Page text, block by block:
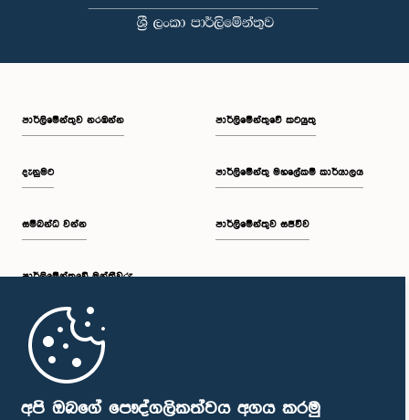
අපි ඔබගේ පෞද්ගලිකත්වය අගය කරමු
පාර්ලි‌මේන්තුව නරඹන්න
දැනුමට
සම්බන්ධ වන්න
පාර්ලි‌මේන්තුවේ මන්ත්‍රීවරු
මුල් පිටුව
පාර්ලිමේන්තුවේ කටයුතු
පාර්ලිමේන්තු මහලේකම් කාර්යාලය
පාර්ලිමේන්තුව සජීවීව
පාර්ලිමේන්තු ජංගම යෙදුම